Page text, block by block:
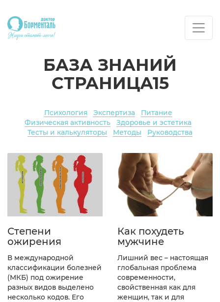
БАЗА ЗНАНИЙ
СТРАНИЦА15
Психология Экспертиза
Питание
Физическая активность
Здоровье и эстетика
Тесты и калькуляторы
Методы Руководства
Степени
ожирения
В международной
классификации болезней
(МКБ) под ожирение
разных видов выделено
несколько кодов. Его
Как похудеть
мужчине
Лишний вес – настоящая
глобальная проблема
современности,
свойственная как для
женщин, так и для